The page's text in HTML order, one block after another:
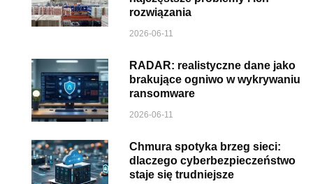
rozwiązania
2026-06-11
RADAR: realistyczne dane jako
brakujące ogniwo w wykrywaniu
ransomware
2026-06-11
Chmura spotyka brzeg sieci:
dlaczego cyberbezpieczeństwo
staje się trudniejsze